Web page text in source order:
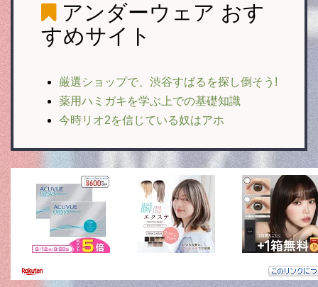
アンダーウェア おす
すめサイト
厳選ショップで、渋谷すばるを探し倒そう!
薬用ハミガキを学ぶ上での基礎知識
今時リオ2を信じている奴はアホ